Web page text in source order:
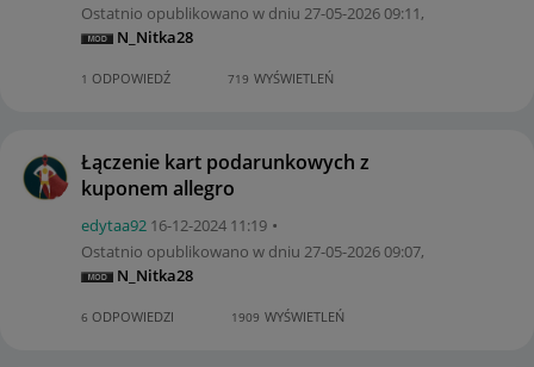
Ostatnio opublikowano w dniu ‎27-05-202609:11,
N_Nitka28
1 ODPOWIEDŹ 719 WYŚWIETLEŃ
Łączenie kart podarunkowych z
kuponem allegro
edytaa92 ‎16-12-2024 11:19
Ostatnio opublikowano w dniu ‎27-05-202609:07,
N_Nitka28
6 ODPOWIEDZI 1909 WYŚWIETLEŃ